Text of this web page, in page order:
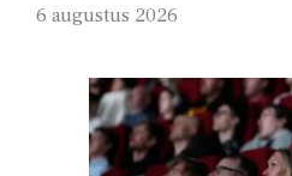
6 augustus 2026